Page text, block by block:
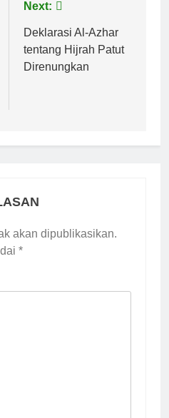
Next:
Deklarasi Al-Azhar
tentang Hijrah Patut
Direnungkan
akan dipublikasikan.
*